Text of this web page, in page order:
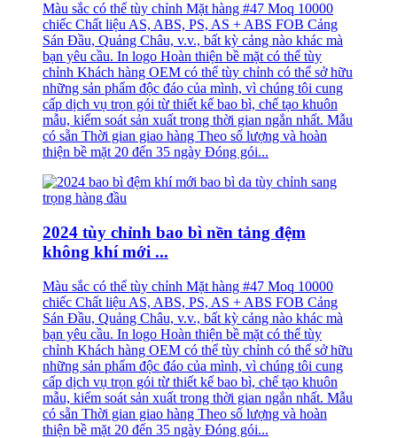
Màu sắc có thể tùy chỉnh Mặt hàng #47 Moq 10000
chiếc Chất liệu AS, ABS, PS, AS + ABS FOB Cảng
Sán Đầu, Quảng Châu, v.v., bất kỳ cảng nào khác mà
bạn yêu cầu. In logo Hoàn thiện bề mặt có thể tùy
chỉnh Khách hàng OEM có thể tùy chỉnh có thể sở hữu
những sản phẩm độc đáo của mình, vì chúng tôi cung
cấp dịch vụ trọn gói từ thiết kế bao bì, chế tạo khuôn
mẫu, kiểm soát sản xuất trong thời gian ngắn nhất. Mẫu
có sẵn Thời gian giao hàng Theo số lượng và hoàn
thiện bề mặt 20 đến 35 ngày Đóng gói...
2024 tùy chỉnh bao bì nền tảng đệm
không khí mới ...
Màu sắc có thể tùy chỉnh Mặt hàng #47 Moq 10000
chiếc Chất liệu AS, ABS, PS, AS + ABS FOB Cảng
Sán Đầu, Quảng Châu, v.v., bất kỳ cảng nào khác mà
bạn yêu cầu. In logo Hoàn thiện bề mặt có thể tùy
chỉnh Khách hàng OEM có thể tùy chỉnh có thể sở hữu
những sản phẩm độc đáo của mình, vì chúng tôi cung
cấp dịch vụ trọn gói từ thiết kế bao bì, chế tạo khuôn
mẫu, kiểm soát sản xuất trong thời gian ngắn nhất. Mẫu
có sẵn Thời gian giao hàng Theo số lượng và hoàn
thiện bề mặt 20 đến 35 ngày Đóng gói...